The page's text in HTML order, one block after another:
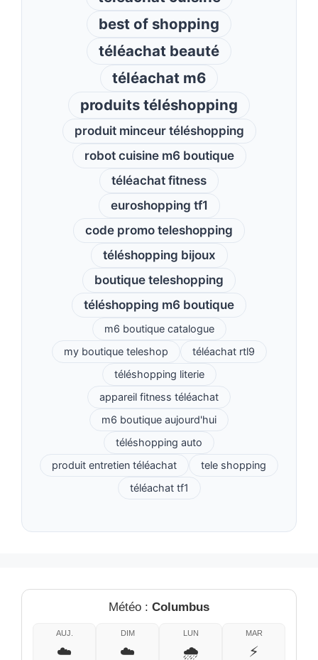
best of shopping
téléachat beauté
téléachat m6
produits téléshopping
produit minceur téléshopping
robot cuisine m6 boutique
téléachat fitness
euroshopping tf1
code promo teleshopping
téléshopping bijoux
boutique teleshopping
téléshopping m6 boutique
m6 boutique catalogue
my boutique teleshop
téléachat rtl9
téléshopping literie
appareil fitness téléachat
m6 boutique aujourd'hui
téléshopping auto
produit entretien téléachat
tele shopping
téléachat tf1
Météo : Columbus
AUJ.
☁️
DIM
☁️
LUN
🌧️
MAR
⚡